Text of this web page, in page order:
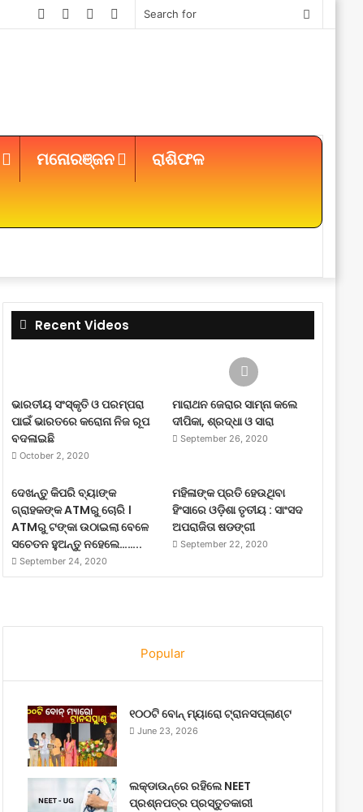
Search
Instagram
YouTube
Twitter
Facebook
ମନୋରଞ୍ଜନ ରାଶିଫଳ
Recent Videos
ଭାରତୀୟ ସଂସ୍କୃତି ଓ ପରମ୍ପରା
ପାଇଁ ଭାରତରେ କରୋନା ନିଜ ରୂପ
ବଦଳାଇଛି
October 2, 2020
ମାରାଥନ ଜେରାର ସାମ୍ନା କଲେ
ଦୀପିକା, ଶ୍ରଦ୍ଧା ଓ ସାରା
September 26, 2020
ଦେଖନ୍ତୁ କିପରି ବ୍ୟାଙ୍କ
ଗ୍ରାହକଙ୍କ ATMରୁ ଚୋରି ।
ATMରୁ ଟଙ୍କା ଉଠାଇଲା ବେଳେ
ସଚେତନ ହୁଅନ୍ତୁ ନହେଲେ……..
September 24, 2020
ମହିଳାଙ୍କ ପ୍ରତି ହେଉଥିବା
ହିଂସାରେ ଓଡ଼ିଶା ତୃତୀୟ : ସାଂସଦ
ଅପରାଜିତା ଷଡଙ୍ଗୀ
September 22, 2020
Popular
୧୦୦ଟି ବୋନ୍ ମ୍ୟାରୋ ଟ୍ରାନସପ୍ଲାଣ୍ଟ
June 23, 2026
ଲକ୍‌ଡାଉନ୍‌ରେ ରହିଲେ NEET
ପ୍ରଶ୍ନପତ୍ର ପ୍ରସ୍ତୁତକାରୀ